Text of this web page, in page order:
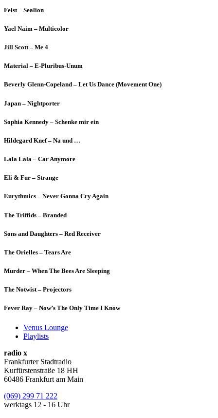
Feist – Sealion
Yael Naim – Multicolor
Jill Scott – Me 4
Material – E-Pluribus-Unum
Beverly Glenn-Copeland – Let Us Dance (Movement One)
Japan – Nightporter
Sophia Kennedy – Schenke mir ein
Hildegard Knef – Na und …
Lala Lala – Car Anymore
Eli & Fur – Strange
Eurythmics – Never Gonna Cry Again
The Triffids – Branded
Sons and Daughters – Red Receiver
The Orielles – Tears Are
Murder – When The Bees Are Sleeping
The Notwist – Projectors
Fever Ray – Now’s The Only Time I Know
Venus Lounge
Playlists
radio x
Frankfurter Stadtradio
Kurfürstenstraße 18 HH
60486 Frankfurt am Main
(069) 299 71 222
werktags 12 - 16 Uhr